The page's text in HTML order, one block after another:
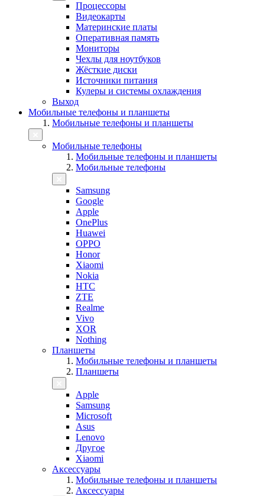
Процессоры
Видеокарты
Материнские платы
Оперативная память
Мониторы
Чехлы для ноутбуков
Жёсткие диски
Источники питания
Кулеры и системы охлаждения
Выход
Мобильные телефоны и планшеты
Мобильные телефоны и планшеты
Мобильные телефоны
Мобильные телефоны и планшеты
Мобильные телефоны
Samsung
Google
Apple
OnePlus
Huawei
OPPO
Honor
Xiaomi
Nokia
HTC
ZTE
Realme
Vivo
XOR
Nothing
Планшеты
Мобильные телефоны и планшеты
Планшеты
Apple
Samsung
Microsoft
Asus
Lenovo
Другое
Xiaomi
Аксессуары
Мобильные телефоны и планшеты
Аксессуары